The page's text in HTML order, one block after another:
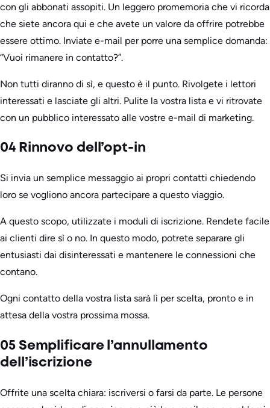
con gli abbonati assopiti. Un leggero promemoria che vi ricorda
che siete ancora qui e che avete un valore da offrire potrebbe
essere ottimo. Inviate e-mail per porre una semplice domanda:
“Vuoi rimanere in contatto?”.
Non tutti diranno di sì, e questo è il punto. Rivolgete i lettori
interessati e lasciate gli altri. Pulite la vostra lista e vi ritrovate
con un pubblico interessato alle vostre e-mail di marketing.
04 Rinnovo dell’opt-in
Si invia un semplice messaggio ai propri contatti chiedendo
loro se vogliono ancora partecipare a questo viaggio.
A questo scopo, utilizzate i moduli di iscrizione. Rendete facile
ai clienti dire sì o no. In questo modo, potrete separare gli
entusiasti dai disinteressati e mantenere le connessioni che
contano.
Ogni contatto della vostra lista sarà lì per scelta, pronto e in
attesa della vostra prossima mossa.
05 Semplificare l’annullamento
dell’iscrizione
Offrite una scelta chiara: iscriversi o farsi da parte. Le persone